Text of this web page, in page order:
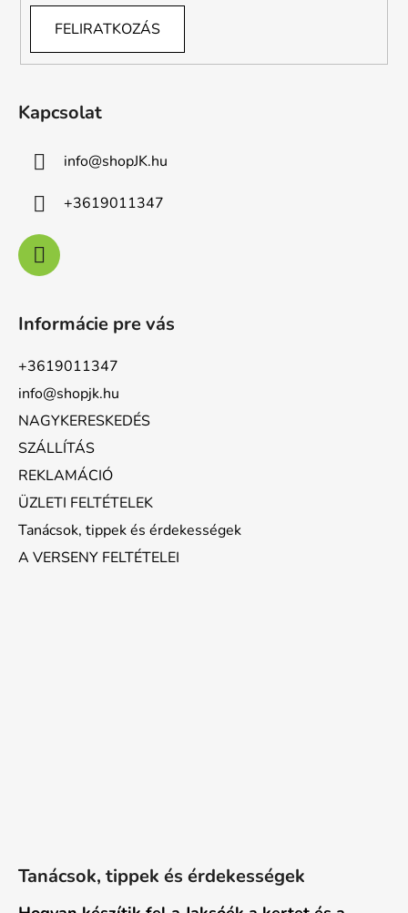
FELIRATKOZÁS
Kapcsolat
info@shopJK.hu
+3619011347
Informácie pre vás
+3619011347
info@shopjk.hu
NAGYKERESKEDÉS
SZÁLLÍTÁS
REKLAMÁCIÓ
ÜZLETI FELTÉTELEK
Tanácsok, tippek és érdekességek
A VERSENY FELTÉTELEI
Tanácsok, tippek és érdekességek